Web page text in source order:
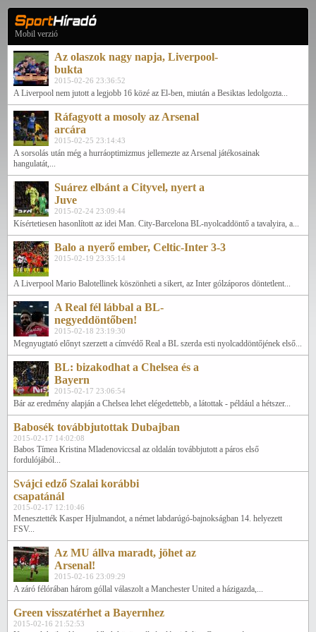
Mobil verzió
Az olaszok nagy napja, Liverpool-
bukta
2015-02-26 23:36:52
A Liverpool nem jutott a legjobb 16 közé az El-ben, miután a Besiktas ledolgozta...
Ráfagyott a mosoly az Arsenal
arcára
2015-02-25 23:14:43
A sorsolás után még a hurráoptimizmus jellemezte az Arsenal játékosainak
hangulatát,...
Suárez elbánt a Cityvel, nyert a
Juve
2015-02-24 23:09:44
Kísértetiesen hasonlított az idei Man. City-Barcelona BL-nyolcaddöntő a tavalyira, a...
Balo a nyerő ember, Celtic-Inter 3-3
2015-02-19 23:35:14
A Liverpool Mario Balotellinek köszönheti a sikert, az Inter gólzáporos döntetlent...
A Real fél lábbal a BL-
negyeddöntőben!
2015-02-18 23:19:30
Megnyugtató előnyt szerzett a címvédő Real a BL szerda esti nyolcaddöntőjének első...
BL: bizakodhat a Chelsea és a
Bayern
2015-02-17 23:06:54
Bár az eredmény alapján a Chelsea lehet elégedettebb, a látottak - például a hétszer...
Babosék továbbjutottak Dubajban
2015-02-17 14:02:08
Babos Tímea Kristina Mladenoviccsal az oldalán továbbjutott a páros első
fordulójából...
Svájci edző Szalai korábbi
csapatánál
2015-02-17 12:10:46
Menesztették Kasper Hjulmandot, a német labdarúgó-bajnokságban 14. helyezett
FSV...
Az MU állva maradt, jöhet az
Arsenal!
2015-02-16 23:09:29
A záró félórában három góllal válaszolt a Manchester United a házigazda,...
Green visszatérhet a Bayernhez
2015-02-16 21:52:53